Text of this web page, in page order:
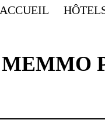
ACCUEIL
MEMMO